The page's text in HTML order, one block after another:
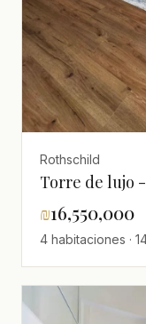
Rothschild
Torre de lujo
₪16,550,000
4 habitaciones ·